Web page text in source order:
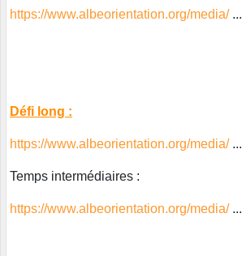
https://www.albeorientation.org/media/...
Défi long :
https://www.albeorientation.org/media/...
Temps intermédiaires :
https://www.albeorientation.org/media/...